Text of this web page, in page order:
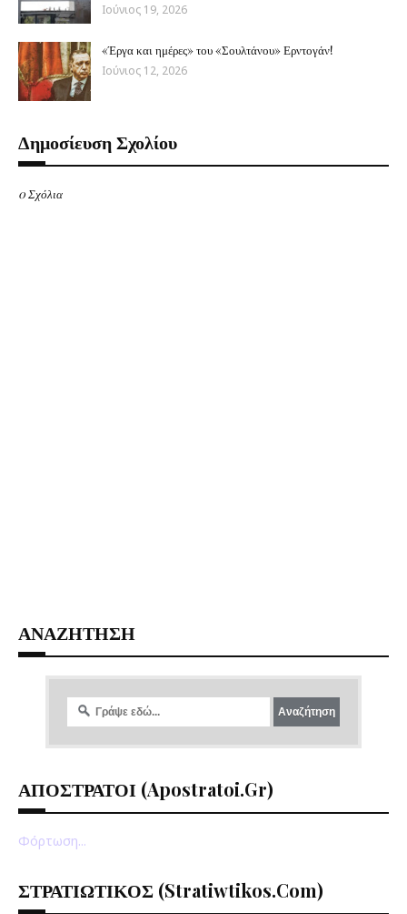
Ιούνιος 19, 2026
«Έργα και ημέρες» του «Σουλτάνου» Ερντογάν!
Ιούνιος 12, 2026
Δημοσίευση Σχολίου
0 Σχόλια
ΑΝΑΖΗΤΗΣΗ
ΑΠΟΣΤΡΑΤΟΙ (apostratoi.gr)
Φόρτωση...
ΣΤΡΑΤΙΩΤΙΚΟΣ (stratiwtikos.com)